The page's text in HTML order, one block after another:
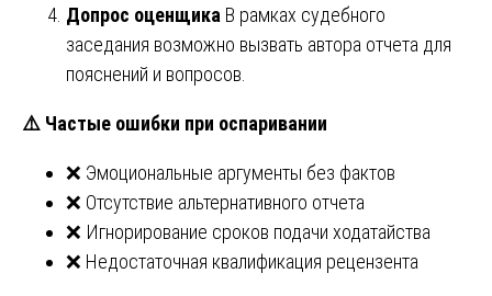
Допрос оценщика В рамках судебного
заседания возможно вызвать автора отчета для
пояснений и вопросов.
⚠️ Частые ошибки при оспаривании
❌ Эмоциональные аргументы без фактов
❌ Отсутствие альтернативного отчета
❌ Игнорирование сроков подачи ходатайства
❌ Недостаточная квалификация рецензента